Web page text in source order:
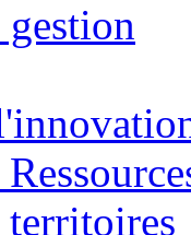
territoires